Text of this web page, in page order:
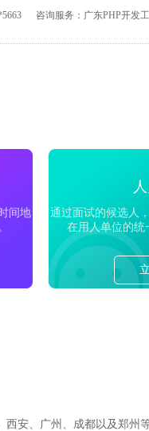
咨询服务：广东PHP开发
间地
通过面试的候选人
在用人单位的统
安、广州、成都以及郑州等